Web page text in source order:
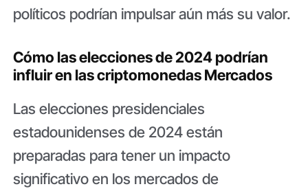
políticos podrían impulsar aún más su valor.
Cómo las elecciones de 2024 podrían
influir en las criptomonedas Mercados
Las elecciones presidenciales
estadounidenses de 2024 están
preparadas para tener un impacto
significativo en los mercados de